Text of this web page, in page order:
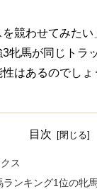
を競わせてみた
牝馬が同じトラ
はあるのでしょ
目次
ス
ランキング1位の牝